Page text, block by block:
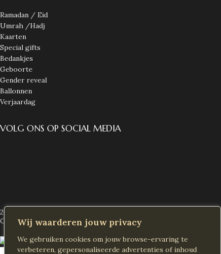
Wij waarderen jouw privacy
We gebruiken cookies om jouw browse-ervaring te
verbeteren, gepersonaliseerde advertenties of inhoud
Ramadan / Eid
Umrah /Hadj
Kaarten
Special gifts
Bedankjes
Geboorte
Gender reveal
Ballonnen
Verjaardag
VOLG ONS OP SOCIAL MEDIA
2026 Alle rechten voorbehouden
Created by